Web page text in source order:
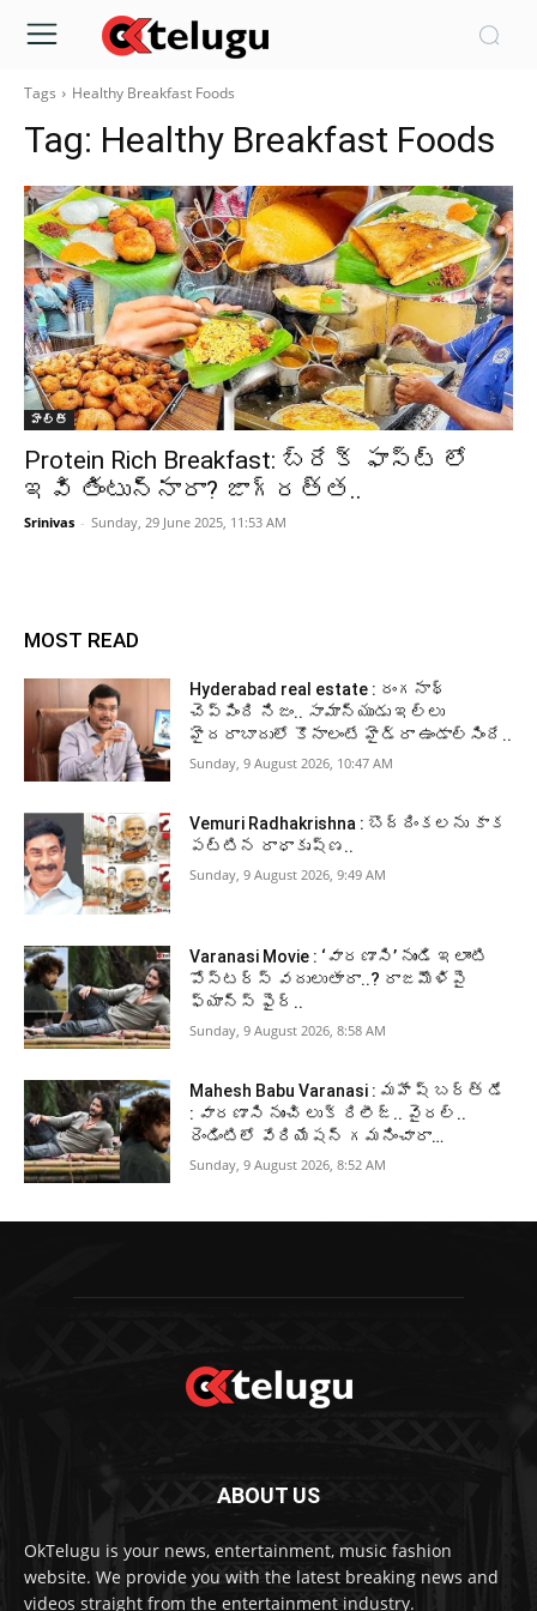
Tags Healthy Breakfast Foods
Tag: Healthy Breakfast Foods
హెల్త్‌
Protein Rich Breakfast: బ్రేక్ ఫాస్ట్ లో
ఇవి తింటున్నారా? జాగ్రత్త..
Srinivas - Sunday, 29 June 2025, 11:53 AM
MOST READ
Hyderabad real estate : రంగనాథ్
చెప్పింది నిజం.. సామాన్యుడు ఇల్లు
హైదరాబాదులో కొనాలంటే హైడ్రా ఉండాల్సిందే..
Sunday, 9 August 2026, 10:47 AM
Vemuri Radhakrishna : బొద్దింకలను కాక
పట్టిన రాధాకృష్ణ..
Sunday, 9 August 2026, 9:49 AM
Varanasi Movie : ‘వారణాసి’ నుండి ఇలాంటి
పోస్టర్స్ వదులుతారా..? రాజమౌళిపై
ఫ్యాన్స్ ఫైర్..
Sunday, 9 August 2026, 8:58 AM
Mahesh Babu Varanasi : మహేష్ బర్త్ డే
: వారణాసి నుంచి లుక్ రిలీజ్.. వైరల్..
రెండింటిలో వేరియేషన్ గమనించారా…
Sunday, 9 August 2026, 8:52 AM
ABOUT US
OkTelugu is your news, entertainment, music fashion
website. We provide you with the latest breaking news and
videos straight from the entertainment industry.